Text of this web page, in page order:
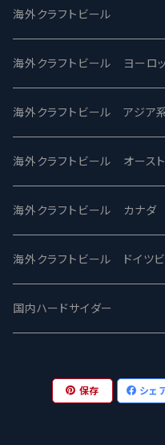
UCHU BREWING -うちゅう
バテレ -VERTERE
2nd Story Ale Works -セカン
ビアへるん - Beer Hearn
忽布古丹醸造 - HOP KOTAN
ワイマーケットブルーイン
志賀高原ビール -
箕面ビール - MINOH BEER
海外クラフトビール
Modern Times モダンタイ
Maui マウイ
Toppling Goliath トップリ
Fair State フェアステイト
Lagunitas ラグニタス
FirestoneWalker ファイア
Mikkeller ミッケラー
海外クラフトビール ヨーロ
UnBarred -アンバード
SAIREN /サイレン
ワイルドチャイルド - Wilde
BrewDog Brewery - ブリュ
The Flying Inn / ザ フライイ
Lambiek Fabriek - ファブリ
海外クラフトビール アジア
gweilo-鬼佬 グウァイロ
Heart Of Darkness - ハート
Carbon brews -カーボン
TAIHU - タイフー
Behemoth - ベヒーモス
海外クラフトビール オースト
ROCKY RIDGE - ロッキーリ
BODRIGGY BREWING ボ
CO-CONSPIRATORS コ・
Deep Creek Brewing Co.
海外クラフトビール カナダ
Jackie O's ジャッキーオー
Westbrook ウェストブルッ
Strathcona ストラスコナ
海外クラフトビール ドイツ
Karmeliten カーメリテン
Früh フリュー
国内ハードサイダー
保存 シェ